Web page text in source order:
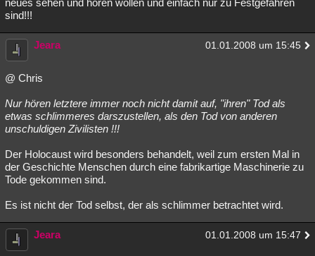
neues sehen und hören wollen und einfach nur zu Festgefahren
sind!!!
Jeara 01.01.2008 um 15:45
@ Chris
Nur hören letztere immer noch nicht damit auf, "ihren" Tod als
etwas schlimmeres darszustellen, als den Tod von anderen
unschuldigen Zivilisten !!!
Der Holocaust wird besonders behandelt, weil zum ersten Mal in
der Geschichte Menschen durch eine fabrikartige Maschinerie zu
Tode gekommen sind.
Es ist nicht der Tod selbst, der als schlimmer betrachtet wird.
Jeara 01.01.2008 um 15:47